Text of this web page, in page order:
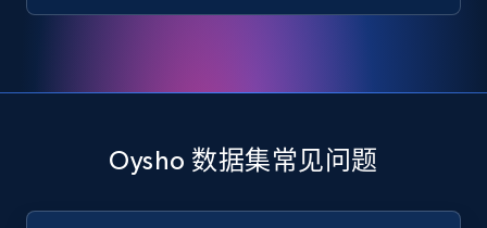
Oysho 数据集常见问题